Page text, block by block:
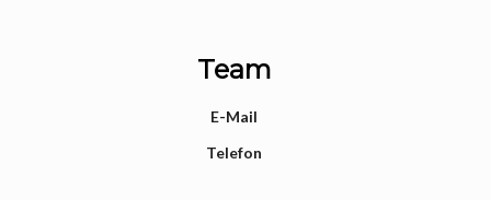
Team
E-Mail
Telefon